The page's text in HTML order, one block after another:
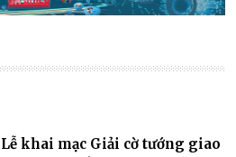
Lễ khai mạc Giải cờ tướng giao